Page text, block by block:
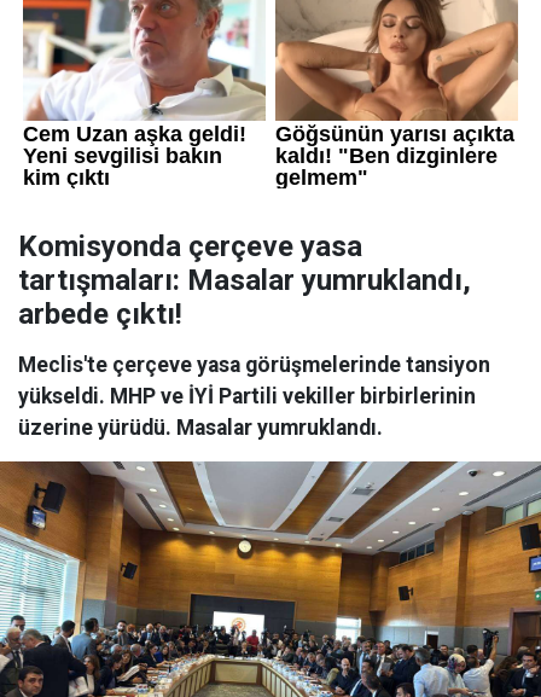
Komisyonda çerçeve yasa
tartışmaları: Masalar yumruklandı,
arbede çıktı!
Meclis'te çerçeve yasa görüşmelerinde tansiyon
yükseldi. MHP ve İYİ Partili vekiller birbirlerinin
üzerine yürüdü. Masalar yumruklandı.